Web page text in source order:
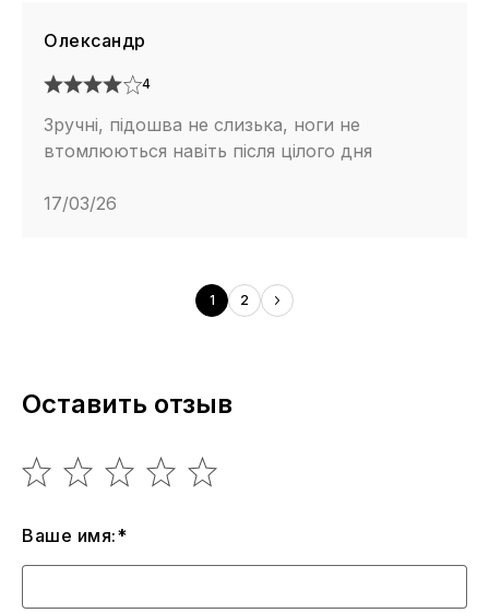
Олександр
4
Зручні, підошва не слизька, ноги не
втомлюються навіть після цілого дня
17/03/26
1 2
Оставить отзыв
Ваше имя:*